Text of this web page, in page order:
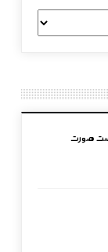
صورت